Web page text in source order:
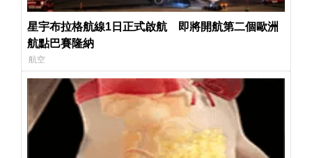
星宇布拉格航線1日正式啟航 即將開航第二個歐洲
航點巴賽隆納
航空